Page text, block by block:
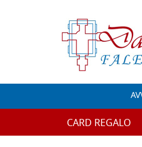
CARD REGALO